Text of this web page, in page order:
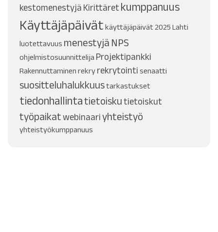
kestomenestyjä Kirittäretkumppanuus
Käyttäjäpäivät käyttäjäpäivät 2025 Lahti
luotettavuus menestyjä NPS
ohjelmistosuunnittelija Projektipankki
Rakennuttaminen rekry rekrytointi senaatti
suositteluhalukkuustarkastukset
tiedonhallintatietoiskutietoiskut
työpaikatwebinaariyhteistyö
yhteistyökumppanuus